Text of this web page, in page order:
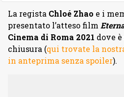
La regista Chloé Zhao e i
presentato l’atteso film
Cinema di Roma 2021 dove
chiusura (qui trovate la
in anteprima senza spoiler).